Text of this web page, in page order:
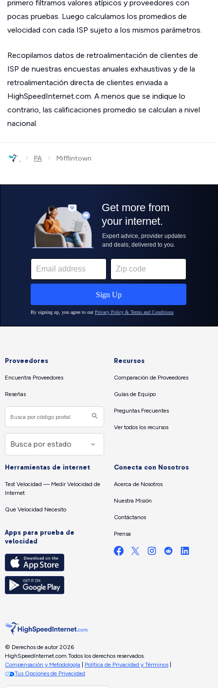
primero filtramos valores atípicos y proveedores con
pocas pruebas. Luego calculamos los promedios de
velocidad con cada ISP sujeto a los mismos parámetros.
Recopilamos datos de retroalimentación de clientes de
ISP de nuestras encuestas anuales exhaustivas y de la
retroalimentación directa de clientes enviada a
HighSpeedInternet.com. A menos que se indique lo
contrario, las calificaciones promedio se calculan a nivel
nacional.
› PA › Mifflintown
Proveedores
Encuentra Proveedores
Reseñas
Recursos
Comparación de Proveedores
Guías de Equipo
Preguntas Frecuentes
Ver todos los recursos
Herramientas de internet
Test Velocidad — Medir Velocidad de
Internet
Que Velocidad Necesito
Apps para prueba de
velocidad
Conecta con Nosotros
Acerca de Nosotros
Nuestra Misión
Contáctanos
Prensa
© Derechos de autor 2026
HighSpeedInternet.com.Todos los derechos reservados.
Compensación y Metodología
Política de Privacidad y Términos
Tus Opciones de Privacidad